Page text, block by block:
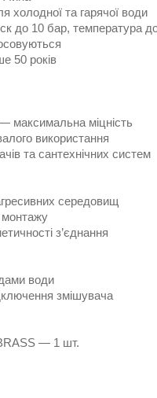
холодної та гарячої води
до 10 бар, температура
50 років
— максимальна міцність
використання
та сантехнічних систем
середовищ
монтажу
з’єднання
води
змішувача
— 1 шт.